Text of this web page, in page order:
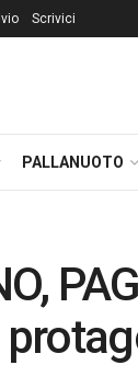
Scrivici
PALLANUOTO